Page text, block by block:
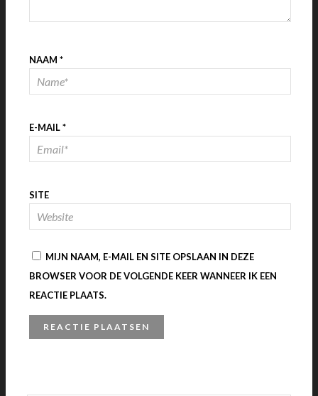
NAAM *
E-MAIL*
SITE
MIJN NAAM, E-MAIL EN SITE OPSLAAN IN DEZE
BROWSER VOOR DE VOLGENDE KEER WANNEER IK EEN
REACTIE PLAATS.